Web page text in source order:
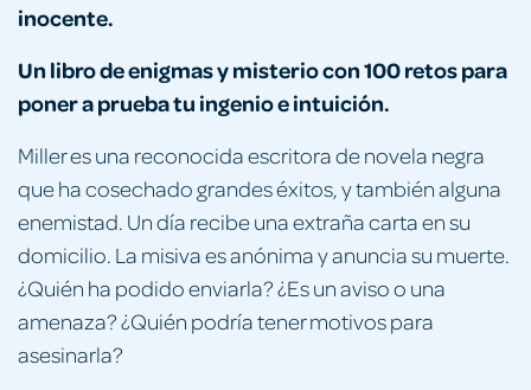
inocente.
Un libro de enigmas y misterio con 100 retos para
poner a prueba tu ingenio e intuición.
Miller es una reconocida escritora de novela negra
que ha cosechado grandes éxitos, y también alguna
enemistad. Un día recibe una extraña carta en su
domicilio. La misiva es anónima y anuncia su muerte.
¿Quién ha podido enviarla? ¿Es un aviso o una
amenaza? ¿Quién podría tener motivos para
asesinarla?